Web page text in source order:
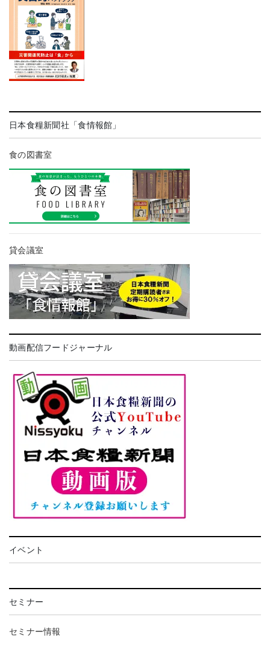
日本食糧新聞社「食情報館」
食の図書室
貸会議室
動画配信フードジャーナル
イベント
セミナー
セミナー情報